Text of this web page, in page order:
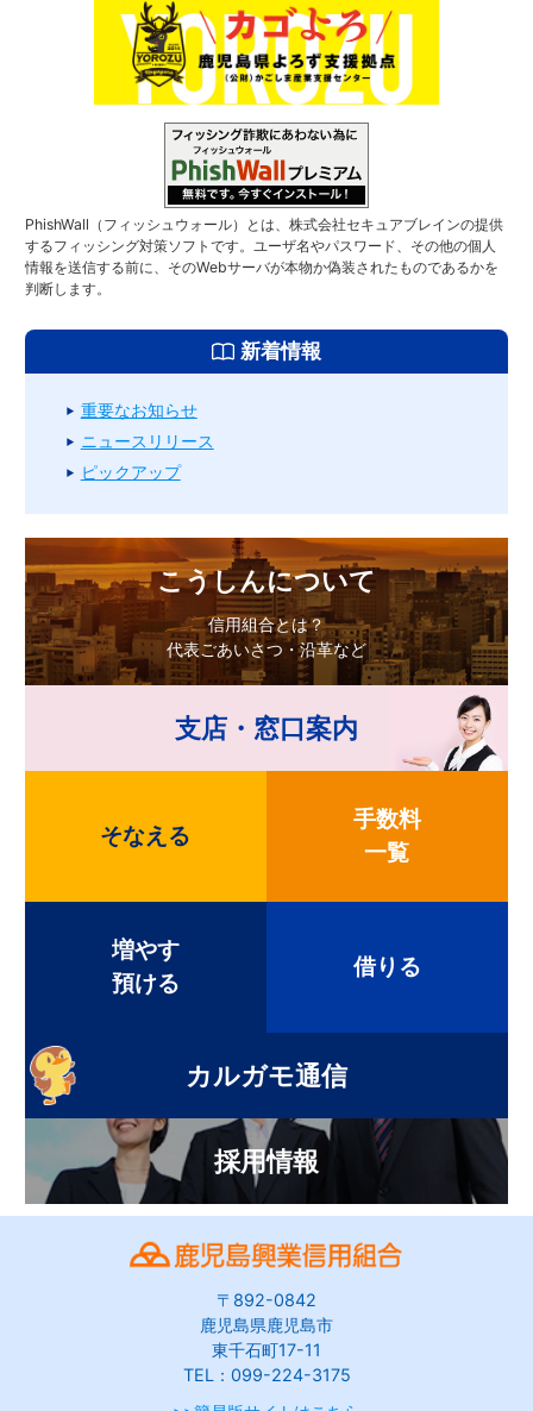
PhishWall（フィッシュウォール）とは、株式会社セキュアブレインの提供
するフィッシング対策ソフトです。ユーザ名やパスワード、その他の個人
情報を送信する前に、そのWebサーバが本物か偽装されたものであるかを
判断します。
新着情報
重要なお知らせ
ニュースリリース
ピックアップ
こうしんについて
信用組合とは？
代表ごあいさつ・沿革など
支店・窓口案内
そなえる
手数料
一覧
増やす
預ける
借りる
カルガモ通信
採用情報
〒892-0842
鹿児島県鹿児島市
東千石町17-11
TEL：099-224-3175